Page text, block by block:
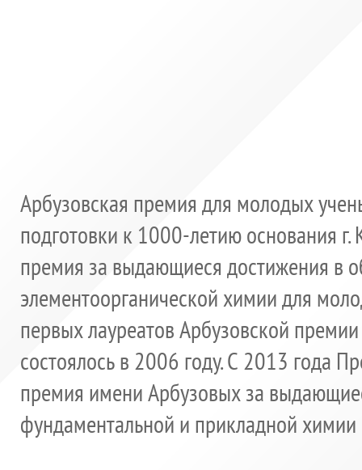
Арбузовская премия для молодых
подготовки к 1000-летию основания
премия за выдающиеся достижения в
элементоорганической химии для
первых лауреатов Арбузовской
состоялось в 2006 году. С 2013 года
премия имени Арбузовых за
фундаментальной и прикладной